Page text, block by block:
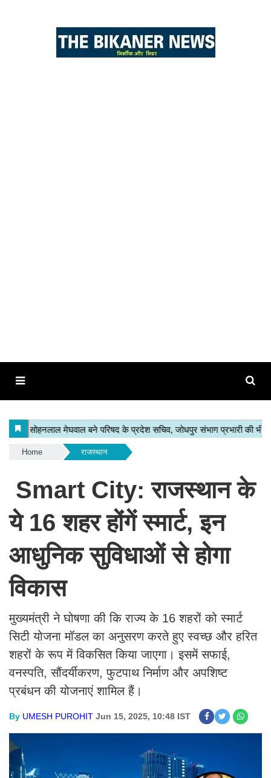
Home राजस्थान
Smart City: राजस्थान के
ये 16 शहर होंगें स्मार्ट, इन
आधुनिक सुविधाओं से होगा
विकास
मुख्यमंत्री ने घोषणा की कि राज्य के 16 शहरों को स्मार्ट
सिटी योजना मॉडल का अनुसरण करते हुए स्वच्छ और हरित
शहरों के रूप में विकसित किया जाएगा। इसमें सफाई,
वनस्पति, सौंदर्यीकरण, फुटपाथ निर्माण और अपशिष्ट
प्रबंधन की योजनाएं शामिल हैं।
By UMESH PUROHIT Jun 15, 2025, 10:48 IST